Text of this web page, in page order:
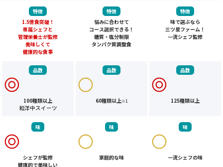
特徴
1.5億食突破！
専属シェフと
管理栄養士が監修
美味しくて
健康的な食事
特徴
悩みに合わせて
コース選択できる！
糖質・塩分制限
タンパク質調整食
特徴
味で選ぶなら
三ツ星ファーム！
一流シェフ監修
品数
100種類以上
和洋中スイーツ
品数
60種類以上※1
品数
125種類以上
味
シェフが監修
健康的で美味しい
味
家庭的な味
味
一流シェフの味